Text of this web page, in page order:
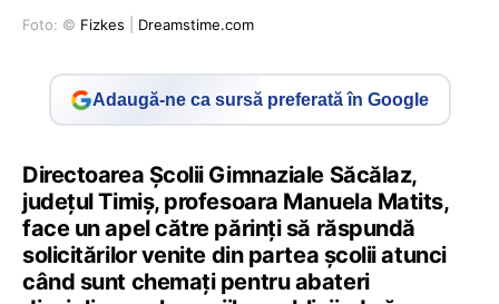
Foto: © Fizkes Dreamstime.com
Adaugă-ne ca sursă preferată în Google
Directoarea Școlii Gimnaziale Săcălaz,
județul Timiș, profesoara Manuela Matits,
face un apel către părinți să răspundă
solicitărilor venite din partea școlii atunci
când sunt chemați pentru abateri